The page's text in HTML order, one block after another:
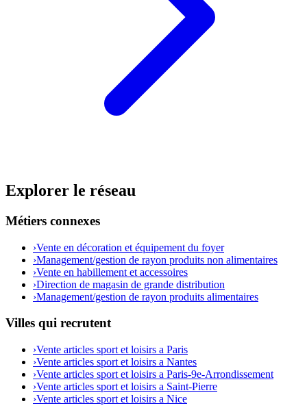
Explorer le réseau
Métiers connexes
›Vente en décoration et équipement du foyer
›Management/gestion de rayon produits non alimentaires
›Vente en habillement et accessoires
›Direction de magasin de grande distribution
›Management/gestion de rayon produits alimentaires
Villes qui recrutent
›Vente articles sport et loisirs a Paris
›Vente articles sport et loisirs a Nantes
›Vente articles sport et loisirs a Paris-9e-Arrondissement
›Vente articles sport et loisirs a Saint-Pierre
›Vente articles sport et loisirs a Nice